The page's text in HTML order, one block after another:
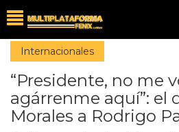
Internacionales
“Presidente, no me
agárrenme aquí”: el
Morales a Rodrigo